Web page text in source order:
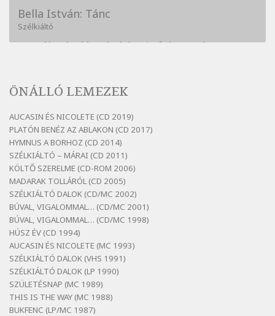
Bella István: Tánc
Szélkiáltó
Bertók László: A kukára is fel vagy írva
Szélkiáltó
Bertók László: Az arcodra, ha nem vigyázol
Szélkiáltó
Bertók László: Dinnye Döme
Szélkiáltó
Bertók László: Diófa-levélen
Szélkiáltó
Bertók László: El-elképzelem a falansztert
Szélkiáltó
Bertók László: Elmenni kevés, itt maradni
sok
Szélkiáltó
Bertók László: Mintha már pénteken
vasárnap
Szélkiáltó
ÖNÁLLÓ LEMEZEK
AUCASIN ÉS NICOLETE (CD 2019)
PLATÓN BENÉZ AZ ABLAKON (CD 2017)
HYMNUS A BORHOZ (CD 2014)
SZÉLKIÁLTÓ – MÁRAI (CD 2011)
KÖLTŐ SZERELME (CD-ROM 2006)
MADARAK TOLLÁRÓL (CD 2005)
SZÉLKIÁLTÓ DALOK (CD/MC 2002)
BÚVAL, VIGALOMMAL… (CD/MC 2001)
BÚVAL, VIGALOMMAL… (CD/MC 1998)
HÚSZ ÉV (CD 1994)
AUCASIN ÉS NICOLETE (MC 1993)
SZÉLKIÁLTÓ DALOK (VHS 1991)
SZÉLKIÁLTÓ DALOK (LP 1990)
SZÜLETÉSNAP (MC 1989)
THIS IS THE WAY (MC 1988)
BUKFENC (LP/MC 1987)